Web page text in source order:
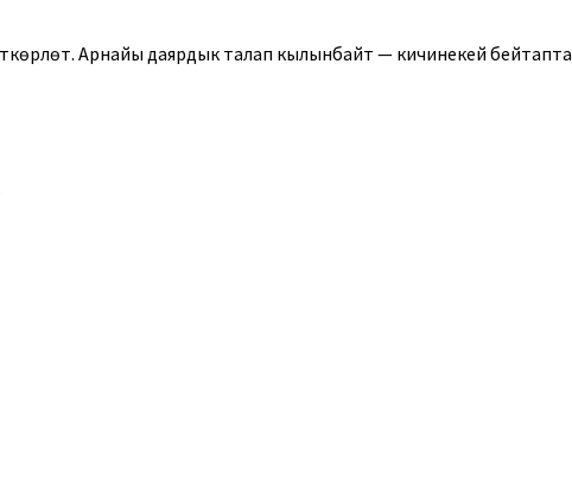
Арнайы даярдык талап кылынбайт — кичинекей